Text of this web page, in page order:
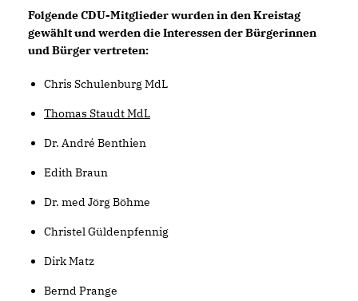
Folgende CDU-Mitglieder wurden in den Kreistag
gewählt und werden die Interessen der Bürgerinnen
und Bürger vertreten:
Chris Schulenburg MdL
Thomas Staudt MdL
Dr. André Benthien
Edith Braun
Dr. med Jörg Böhme
Christel Güldenpfennig
Dirk Matz
Bernd Prange